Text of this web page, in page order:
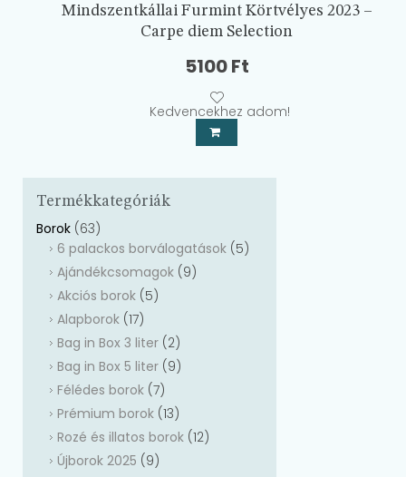
Mindszentkállai Furmint Körtvélyes 2023 –
Carpe diem Selection
5100Ft
Kedvencekhez adom!
Termékkategóriák
Borok (63)
6 palackos borválogatások (5)
Ajándékcsomagok (9)
Akciós borok (5)
Alapborok (17)
Bag in Box 3 liter (2)
Bag in Box 5 liter (9)
Félédes borok (7)
Prémium borok (13)
Rozé és illatos borok (12)
Újborok 2025 (9)